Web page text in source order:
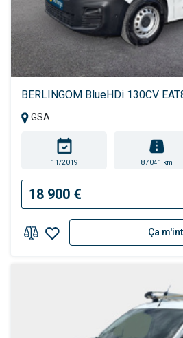
BERLINGOM BlueHDi 130CV
GSA
11/2019 87041 km
18 900 €
Ça